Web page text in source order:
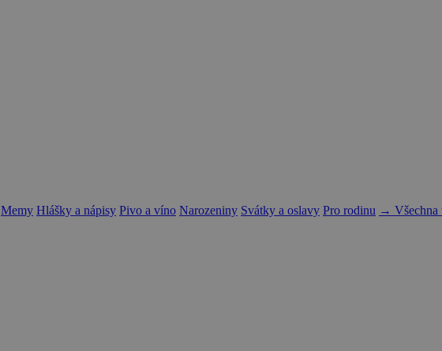
Memy Hlášky a nápisy Pivo a víno Narozeniny Svátky a oslavy Pro rodinu → Všechna